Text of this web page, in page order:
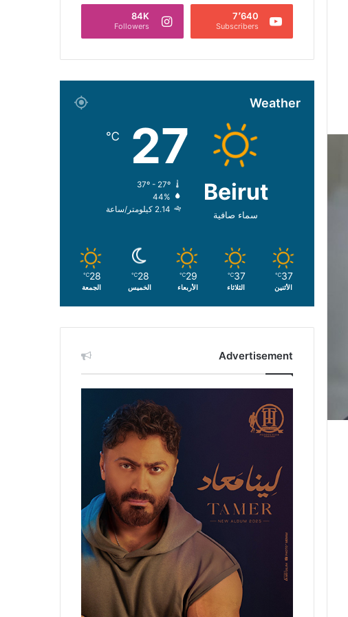
7٬640
Subscribers
84K
Followers
Weather
Beirut
سماء صافية
27
℃
37º - 27º
44%
2.14 كيلومتر/ساعة
37
℃
الأثنين
37
℃
الثلاثاء
29
℃
الأربعاء
28
℃
الخميس
28
℃
الجمعة
Advertisement